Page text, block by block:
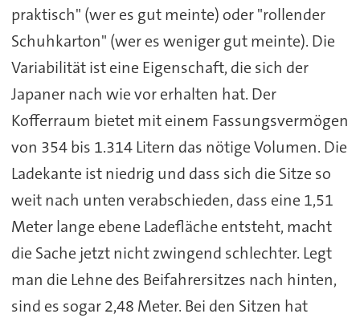
praktisch" (wer es gut meinte) oder "rollender
Schuhkarton" (wer es weniger gut meinte). Die
Variabilität ist eine Eigenschaft, die sich der
Japaner nach wie vor erhalten hat. Der
Kofferraum bietet mit einem Fassungsvermögen
von 354 bis 1.314 Litern das nötige Volumen. Die
Ladekante ist niedrig und dass sich die Sitze so
weit nach unten verabschieden, dass eine 1,51
Meter lange ebene Ladefläche entsteht, macht
die Sache jetzt nicht zwingend schlechter. Legt
man die Lehne des Beifahrersitzes nach hinten,
sind es sogar 2,48 Meter. Bei den Sitzen hat